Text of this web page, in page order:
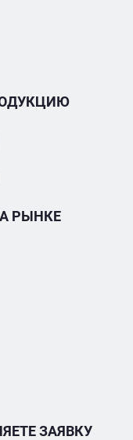
РЫНКЕ
ЗАЯВКУ